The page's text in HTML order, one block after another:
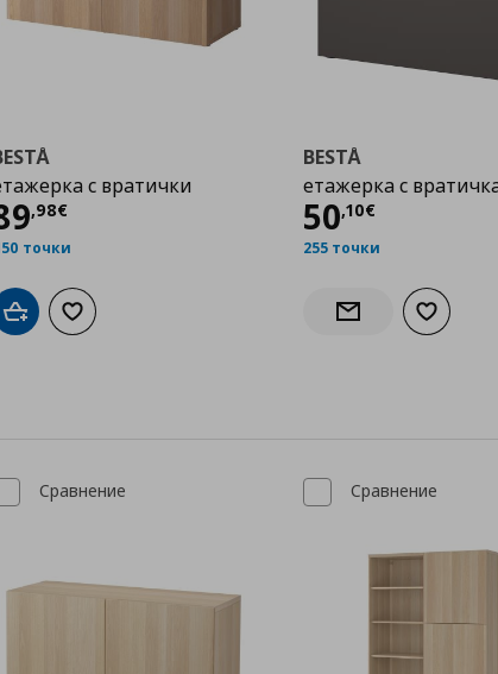
с вратички
,98€
точки
Добави в кошницата
Добави към списъка с любими
BESTÅ
етажерка с
50,10€
Цена
255 точки
Информирай ме за
Добави
Сравнение Сравнение